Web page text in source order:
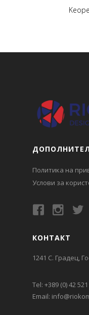
Политика на
Услови за
КОНТАКТ
1241 С. Градец,
Tel: +389 (0) 42
Email: